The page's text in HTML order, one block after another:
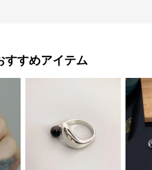
すすめアイテム